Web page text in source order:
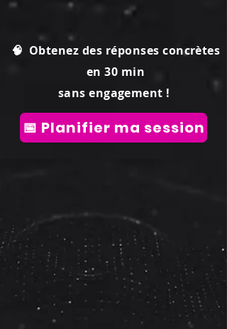
🧠 Obtenez des réponses concrètes
en 30 min
sans engagement !
📅 Planifier ma session